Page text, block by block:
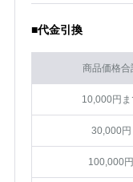
■代金引換
商品価格合
10,000円ま
30,000円
100,000円